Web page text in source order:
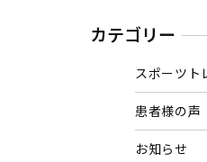
カテゴリー
スポーツト
患者様の声
お知らせ